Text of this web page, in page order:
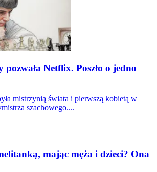
pozwała Netflix. Poszło o jedno
mistrzynią świata i pierwszą kobietą w
szachowego....
mając męża i dzieci? Ona